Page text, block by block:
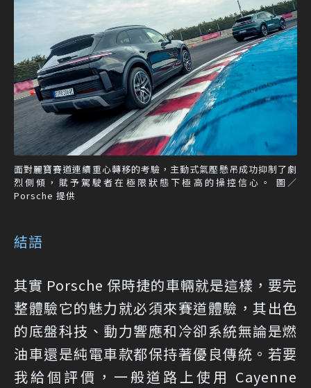
面對麗寶賽道連續重心轉移的考驗，主動式氣壓懸吊成功抑制了劇
烈側傾，賦予駕駛者在極限狀態下極高的操控信心。 圖／
Porsche 提供
結語
其實 Porsche 保時捷的車輛就是這樣，要完
整體驗它的魅力就必須來賽道體驗，其出色
的底盤科技、動力響應和冷卻系統無論是燃
油車還是純電車款都保持著優良傳統。若要
我給個評價，一般道路上使用 Cayenne